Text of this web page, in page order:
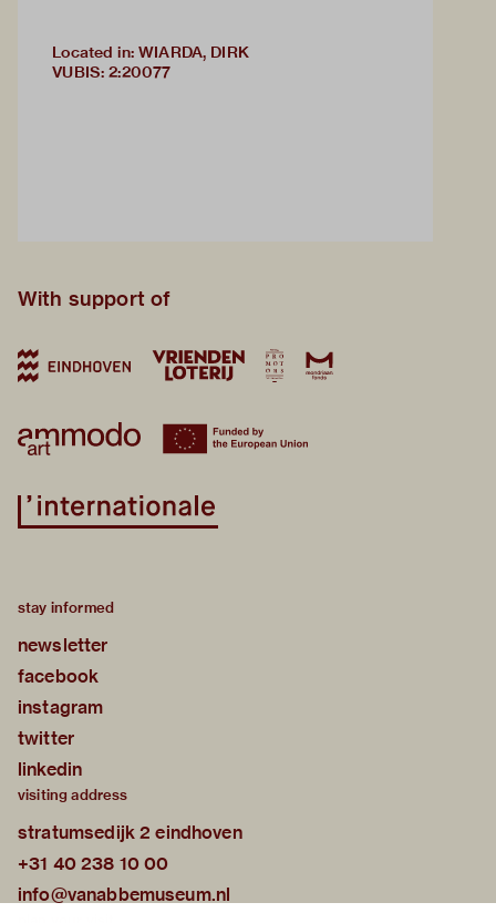
Located in: WIARDA, DIRK
VUBIS: 2:20077
With support of
stay informed
newsletter
facebook
instagram
twitter
linkedin
visiting address
stratumsedijk 2 eindhoven
+31 40 238 10 00
info@vanabbemuseum.nl